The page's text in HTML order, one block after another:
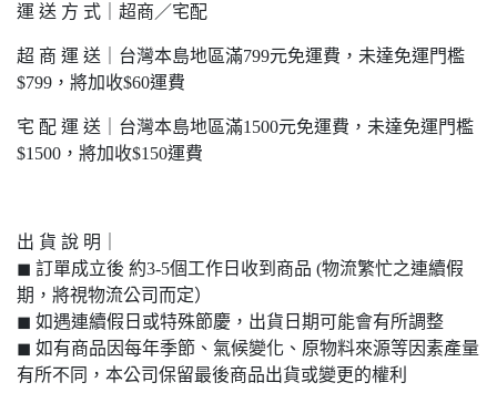
運 送 方 式｜超商／宅配
超 商 運 送｜台灣本島地區滿799元免運費，未達免運門檻
$799，將加收$60運費
宅 配 運 送｜台灣本島地區滿1500元免運費，未達免運門檻
$1500，將加收$150運費
出 貨 說 明｜
◼︎ 訂單成立後 約3-5個工作日收到商品 (物流繁忙之連續假
期，將視物流公司而定）
◼︎ 如遇連續假日或特殊節慶，出貨日期可能會有所調整
◼︎ 如有商品因每年季節、氣候變化、原物料來源等因素產量
有所不同，本公司保留最後商品出貨或變更的權利